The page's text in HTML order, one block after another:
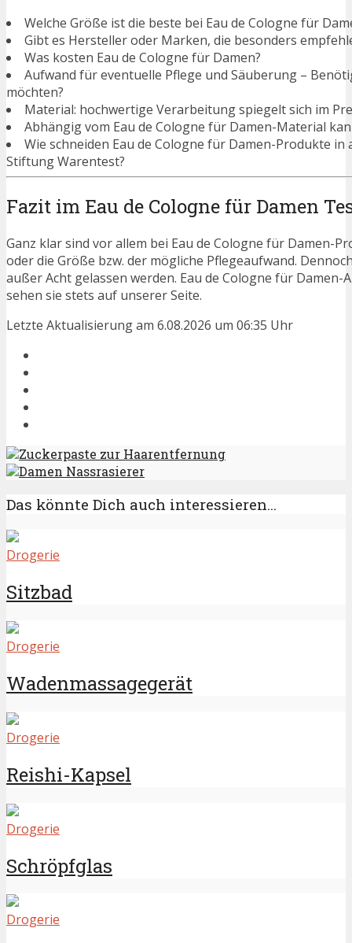
Welche Größe ist die beste bei Eau de Cologne für
Gibt es Hersteller oder Marken, die besonders
Was kosten Eau de Cologne für Damen?
Aufwand für eventuelle Pflege und Säuberung –
möchten?
Material: hochwertige Verarbeitung spiegelt sich im
Abhängig vom Eau de Cologne für Damen-Material
Wie schneiden Eau de Cologne für Damen-Produkte
Stiftung Warentest?
Fazit im Eau de Cologne für Damen
Ganz klar sind vor allem bei Eau de Cologne für Damen-
oder die Größe bzw. der mögliche Pflegeaufwand.
außer Acht gelassen werden. Eau de Cologne für
sehen sie stets auf unserer Seite.
Letzte Aktualisierung am 6.08.2026 um 06:35 Uhr
Zuckerpaste zur Haarentfernung
Damen Nassrasierer
Das könnte Dich auch interessieren...
Drogerie
Sitzbad
Drogerie
Wadenmassagegerät
Drogerie
Reishi-Kapsel
Drogerie
Schröpfglas
Drogerie